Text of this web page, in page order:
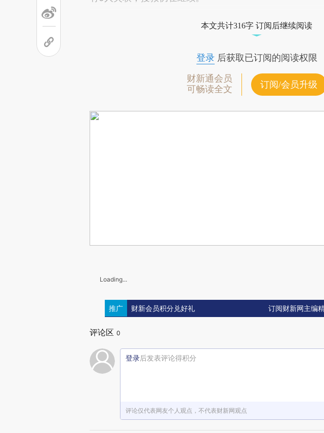
本文共计316字 订阅后继续阅读
登录后获取已订阅的阅读权限
财新通会员
可畅读全文
订阅/会员升级
Loading...
推广 财新会员积分兑好礼 订阅财新网主编
评论区 0
登录后发表评论得积分
评论仅代表网友个人观点，不代表财新网观点